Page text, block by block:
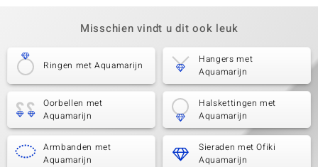
Misschien vindt u dit ook leuk
Ringen met Aquamarijn
Hangers met
Aquamarijn
Oorbellen met
Aquamarijn
Halskettingen met
Aquamarijn
Armbanden met
Aquamarijn
Sieraden met Ofiki
Aquamarijn